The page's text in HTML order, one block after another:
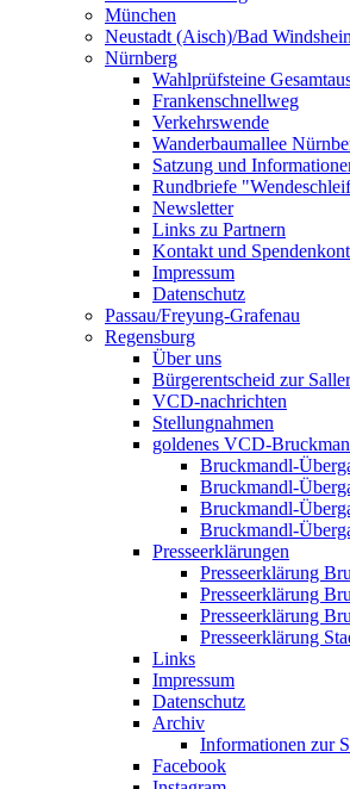
München
Neustadt (Aisch)/Bad
Nürnberg
Wahlprüfsteine
Frankenschnellweg
Verkehrswende
Wanderbaumallee
Satzung und
Rundbriefe
Newsletter
Links zu Partnern
Kontakt und
Impressum
Datenschutz
Passau/Freyung-Grafenau
Regensburg
Über uns
Bürgerentscheid zur
VCD-nachrichten
Stellungnahmen
goldenes VCD-
Bruckmandl-
Bruckmandl-
Bruckmandl-
Bruckmandl-
Presseerklärungen
Presseerklärung
Presseerklärung
Presseerklärung
Presseerklärung
Links
Impressum
Datenschutz
Archiv
Informationen zur
Facebook